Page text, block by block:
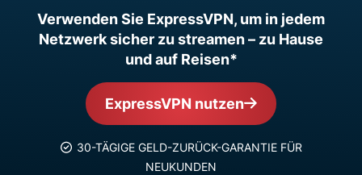
Verwenden Sie ExpressVPN, um in jedem
Netzwerk sicher zu streamen – zu Hause
und auf Reisen*
ExpressVPN nutzen
30-TÄGIGE GELD-ZURÜCK-GARANTIE FÜR
NEUKUNDEN